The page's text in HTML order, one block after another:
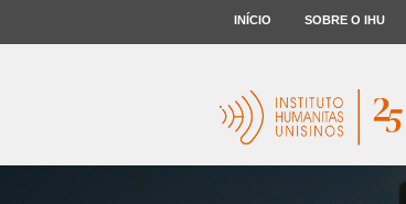
INÍCIO SOBRE O IHU